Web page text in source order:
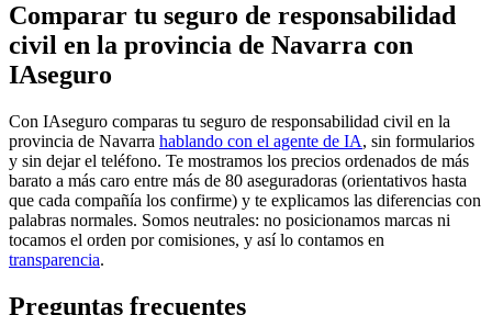
Comparar tu seguro de responsabilidad
civil en la provincia de Navarra con
IAseguro
Con IAseguro comparas tu seguro de responsabilidad civil en la
provincia de Navarra hablando con el agente de IA, sin formularios
y sin dejar el teléfono. Te mostramos los precios ordenados de más
barato a más caro entre más de 80 aseguradoras (orientativos hasta
que cada compañía los confirme) y te explicamos las diferencias con
palabras normales. Somos neutrales: no posicionamos marcas ni
tocamos el orden por comisiones, y así lo contamos en
transparencia.
Preguntas frecuentes